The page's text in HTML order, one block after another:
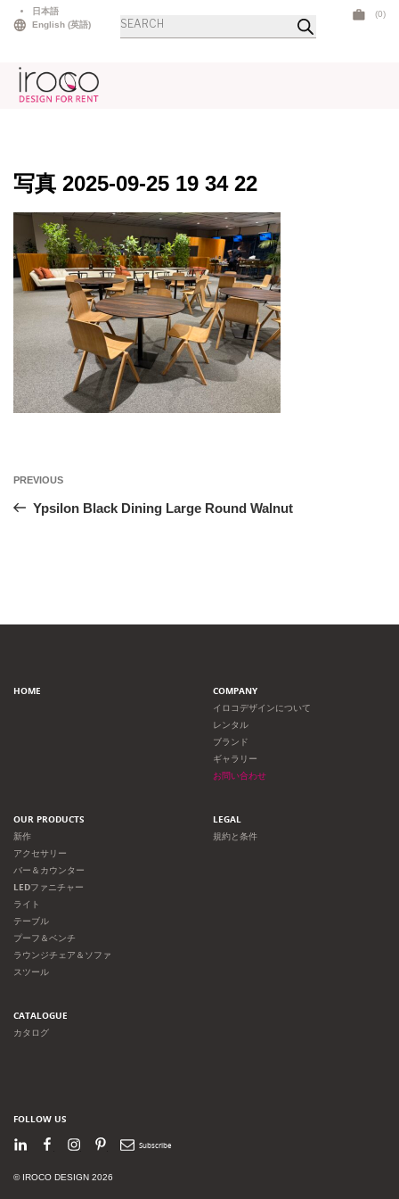
日本語
English (英語)
商
品
(0)
写真 2025-09-25 19 34 22
投
稿
ゲ
シ
Previous
PREVIOUS
Ypsilon Black Dining Large Round Walnut
HOME
COMPANY
イロコデザインについて
レンタル
ブランド
ギャラリー
お問い合わせ
OUR PRODUCTS
新作
アクセサリー
バー＆カウンター
LEDファニチャー
ライト
テーブル
プーフ＆ベンチ
ラウンジチェア＆ソファ
スツール
LEGAL
規約と条件
CATALOGUE
カタログ
FOLLOW US
LinkedInFacebook
Instagram
PinterestNewsletter
© IROCO DESIGN 2026